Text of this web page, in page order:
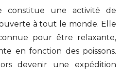
constitue une activité de
à tout le monde. Elle
pour être relaxante,
en fonction des poissons.
devenir une expédition